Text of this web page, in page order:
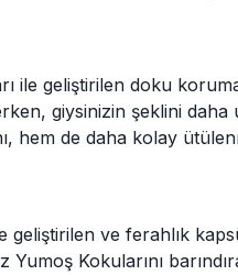
ile geliştirilen doku
giysinizin şeklini daha
hem de daha kolay
geliştirilen ve ferahlık
Yumoş Kokularını